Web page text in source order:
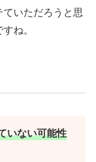
いただろうと思
ね。
いない可能性